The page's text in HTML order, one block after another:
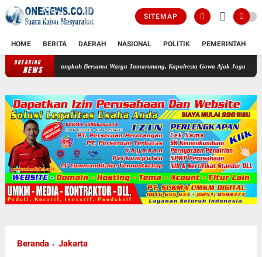
SITEMAP
HOME BERITA DAERAH NASIONAL POLITIK PEMERINTAH
BREAKING
NEWS
Langkah Bersama Warga Tamarunang, Kapolresta Gowa Ajak Jaga Kamtibmas Jelang
Beranda Jakarta